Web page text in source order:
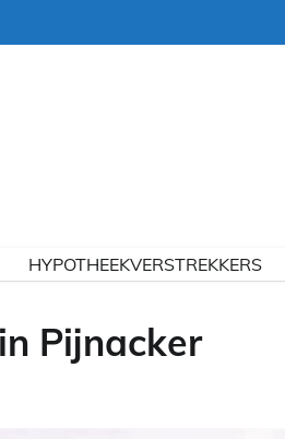
HYPOTHEEKVERSTREKKERS
Pijnacker